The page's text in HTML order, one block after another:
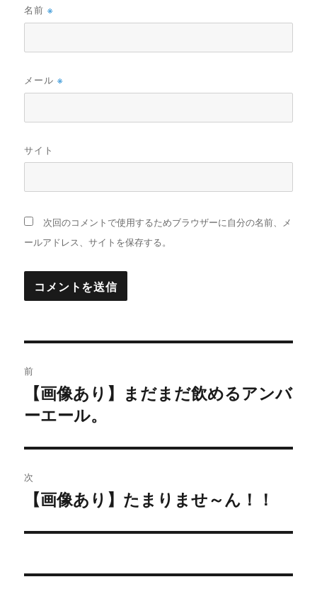
名前※
メール※
サイト
次回のコメントで使用するためブラウザーに自分の名前、メ
ールアドレス、サイトを保存する。
稿
ナ
ビ
ゲ
ー
シ
前
去
投
稿:
【画像あり】まだまだ飲めるアンバ
ーエール。
次
投
【画像あり】たまりませ～ん！！